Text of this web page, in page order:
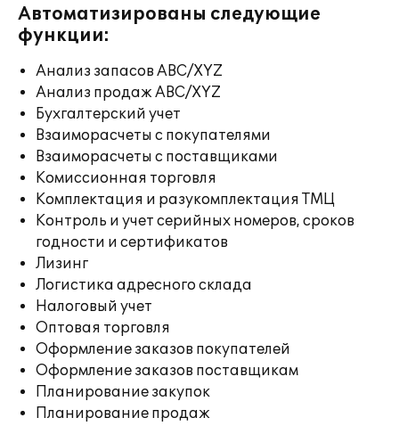
Автоматизированы следующие
функции:
Анализ запасов ABC/XYZ
Анализ продаж ABC/XYZ
Бухгалтерский учет
Взаиморасчеты с покупателями
Взаиморасчеты с поставщиками
Комиссионная торговля
Комплектация и разукомплектация ТМЦ
Контроль и учет серийных номеров, сроков
годности и сертификатов
Лизинг
Логистика адресного склада
Налоговый учет
Оптовая торговля
Оформление заказов покупателей
Оформление заказов поставщикам
Планирование закупок
Планирование продаж